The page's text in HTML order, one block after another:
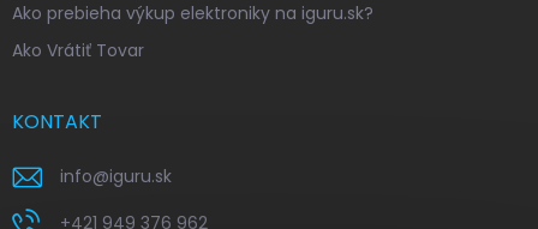
Ako prebieha výkup elektroniky na iguru.sk?
Ako Vrátiť Tovar
KONTAKT
info@iguru.sk
+421 949 376 962